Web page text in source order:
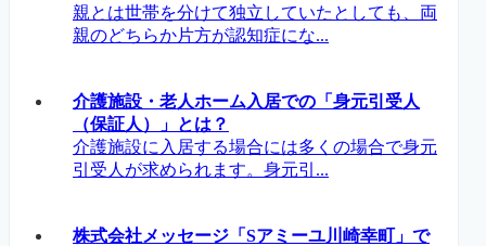
親とは世帯を分けて独立していたとしても、両
親のどちらか片方が認知症にな...
介護施設・老人ホーム入居での「身元引受人
（保証人）」とは？
介護施設に入居する場合には多くの場合で身元
引受人が求められます。身元引...
株式会社メッセージ「Sアミーユ川崎幸町」で